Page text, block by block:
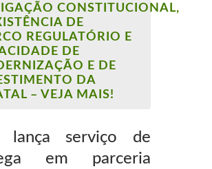
CONSTITUCIONAL,
DE
REGULATÓRIO E
DE
E DE
DA
– VEJA MAIS!
lança serviço de
em parceria